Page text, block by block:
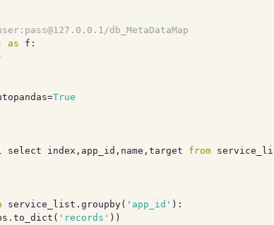
db_MetaDataMap
as f:
True
index,app_id,name,target from
service_list.groupby( 'app_id' ):
'records' ))